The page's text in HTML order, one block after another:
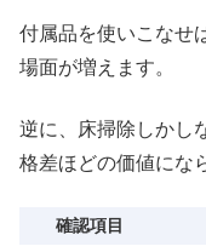
付属品を使いこなせ
場面が増えます。
逆に、床掃除しかし
格差ほどの価値にな
確認項目